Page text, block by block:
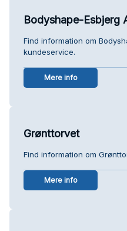
Bodyshape-Esbjerg
Find information om
kundeservice.
Mere info
Grønttorvet
Find information om
Mere info